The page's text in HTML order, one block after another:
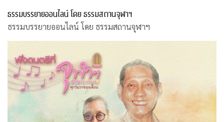
ธรรมบรรยายออนไลน์ โดย ธรรมสถานจุฬาฯ
ธรรมบรรยายออนไลน์ โดย ธรรมสถานจุฬาฯ